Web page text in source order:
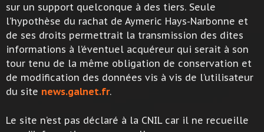
sur un support quelconque à des tiers. Seule
l’hypothèse du rachat de Aymeric Hays-Narbonne et
de ses droits permettrait la transmission des dites
informations à l’éventuel acquéreur qui serait à son
tour tenu de la même obligation de conservation et
de modification des données vis à vis de l’utilisateur
du site news.galnet.fr.
Le site n’est pas déclaré à la CNIL car il ne recueille